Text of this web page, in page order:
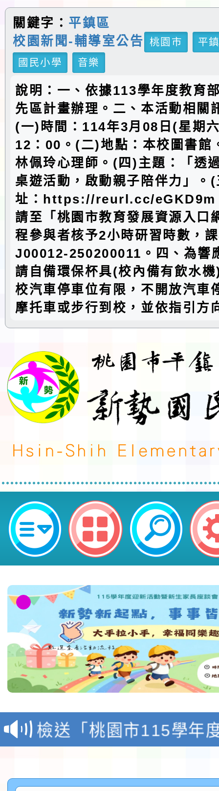
關鍵字： 平鎮區
校園新聞-輔導室公告
桃園市
平
國民小學
音樂
說明：一、依據113學年度教育
先區計畫辦理。二、本活動相關
(一)時間：114年3月08日(星期
12：00。(二)地點：本校圖書館
林佩玲心理師。(四)主題：「透
桌遊活動，啟動親子陪伴力」。
址：https://reurl.cc/eGKD9m
請至「桃園市教育發展資源入口
程參與者核予2小時研習時數，
J00012-250200011。四、為響
請自備環保杯具(校內備有飲水
校汽車停車位有限，不開放汽車
摩托車或步行到校，並依指引方
neilctes網站設計者：徐嘉裕
本校115學年度第1學
第3次招考代課鐘點教
告(不再辦理後續甄選)
檢送「桃園市115學年
賽實施要點」1份
本市「115學年度學生
程安排一案
「桃園市補助參觀特色